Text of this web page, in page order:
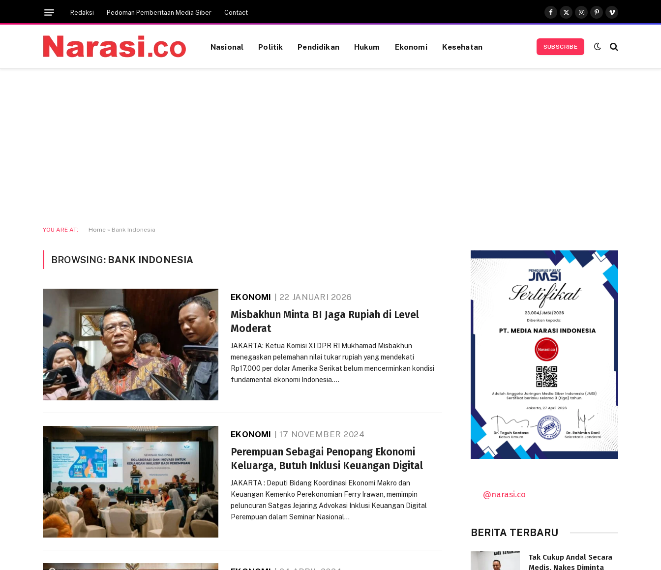
Redaksi Pedoman Pemberitaan Media Siber Contact
Facebook
X
(Twitter)
Instagram
Pinterest
Vimeo
Nasional Politik Pendidikan Hukum Ekonomi Kesehatan SUBSCRIBE
YOU ARE AT: Home » Bank Indonesia
BROWSING: BANK INDONESIA
EKONOMI 22 JANUARI 2026
Misbakhun Minta BI Jaga Rupiah di Level
Moderat
JAKARTA: Ketua Komisi XI DPR RI Mukhamad Misbakhun
menegaskan pelemahan nilai tukar rupiah yang mendekati
Rp17.000 per dolar Amerika Serikat belum mencerminkan kondisi
fundamental ekonomi Indonesia.…
EKONOMI 17 NOVEMBER 2024
Perempuan Sebagai Penopang Ekonomi
Keluarga, Butuh Inklusi Keuangan Digital
JAKARTA : Deputi Bidang Koordinasi Ekonomi Makro dan
Keuangan Kemenko Perekonomian Ferry Irawan, memimpin
peluncuran Satgas Jejaring Advokasi Inklusi Keuangan Digital
Perempuan dalam Seminar Nasional…
@narasi.co
BERITA TERBARU
Tak Cukup Andal Secara
Medis, Nakes Diminta